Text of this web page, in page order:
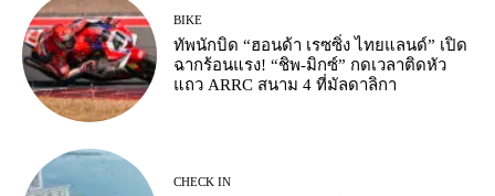
BIKE
ทัพนักบิด “ฮอนด้า เรซซิ่ง ไทยแลนด์” เปิด
ฉากร้อนแรง! “ชิพ-มิกซ์” กดเวลาติดหัว
แถว ARRC สนาม 4 ที่มัลดาลิกา
CHECK IN